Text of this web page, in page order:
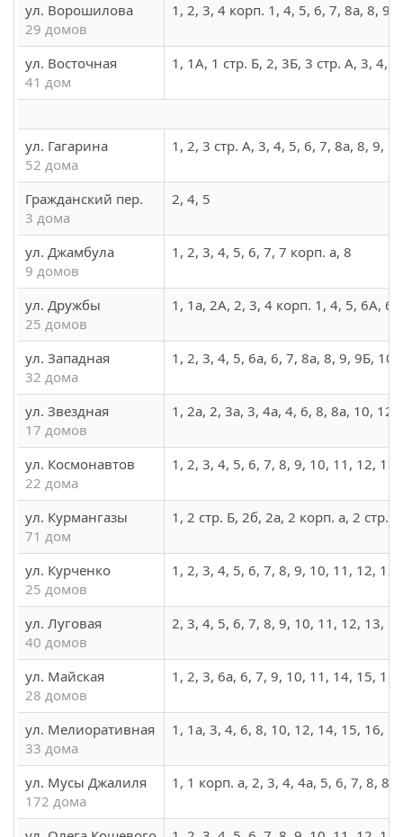
ул. Ворошилова
29 домов
1, 2, 3, 4 корп. 1, 4, 5, 6, 7, 8а, 8,
ул. Восточная
41 дом
1, 1А, 1 стр. Б, 2, 3Б, 3 стр. А, 3, 4,
ул. Гагарина
52 дома
1, 2, 3 стр. А, 3, 4, 5, 6, 7, 8а, 8, 9,
Гражданский пер.
3 дома
2, 4, 5
ул. Джамбула
9 домов
1, 2, 3, 4, 5, 6, 7, 7 корп. а, 8
ул. Дружбы
25 домов
1, 1а, 2А, 2, 3, 4 корп. 1, 4, 5, 6А,
ул. Западная
32 дома
1, 2, 3, 4, 5, 6а, 6, 7, 8а, 8, 9, 9Б,
ул. Звездная
17 домов
1, 2а, 2, 3а, 3, 4а, 4, 6, 8, 8а, 10,
ул. Космонавтов
22 дома
1, 2, 3, 4, 5, 6, 7, 8, 9, 10, 11, 12,
ул. Курмангазы
71 дом
1, 2 стр. Б, 2б, 2а, 2 корп. а, 2 стр.
ул. Курченко
25 домов
1, 2, 3, 4, 5, 6, 7, 8, 9, 10, 11, 12,
ул. Луговая
40 домов
2, 3, 4, 5, 6, 7, 8, 9, 10, 11, 12, 13,
ул. Майская
28 домов
1, 2, 3, 6а, 6, 7, 9, 10, 11, 14, 15,
ул. Мелиоративная
33 дома
1, 1а, 3, 4, 6, 8, 10, 12, 14, 15, 16,
ул. Мусы Джалиля
172 дома
1, 1 корп. а, 2, 3, 4, 4а, 5, 6, 7, 8, 8